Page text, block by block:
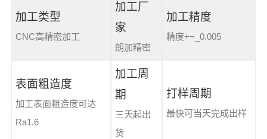
加工类型
CNC高精密加工
加工厂
家
朗加精密
加工精度
精度+¬_0.005
表面粗造度
加工表面粗造度可达
Ra1.6
加工周
期
三天起出
货
打样周期
最快可当天完成出样